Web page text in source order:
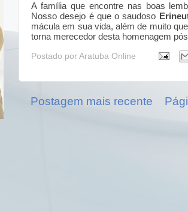
A família que encontre nas boas
Nosso desejo é que o saudoso
mácula em sua vida, além de muito
torna merecedor desta homenagem
Postado por Aratuba Online
Postagem mais recente